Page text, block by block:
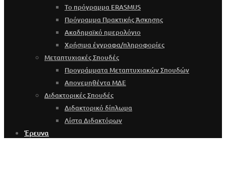
Το πρόγραμμα ERASMUS
Πρόγραμμα Πρακτικής Άσκησης
Ακαδημαϊκό ημερολόγιο
Χρήσιμα έγγραφα/πληροφορίες
Μεταπτυχιακές Σπουδές
Προγράμματα Μεταπτυχιακών Σπουδών
Απονεμηθέντα ΜΔΕ
Διδακτορικές Σπουδές
Διδακτορικό δίπλωμα
Λίστα Διδακτόρων
Έρευνα